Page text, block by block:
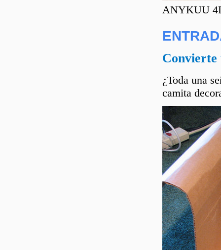
ANYKUU
Convierte
¿Toda una
camita